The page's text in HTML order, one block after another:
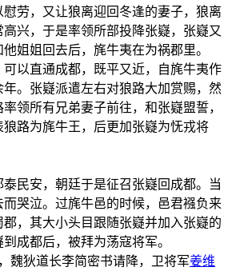
劳，又让狼离迎回冬逢的妻子，狼离
兴，于是率领所部投降张嶷，张嶷又
姐姐回去后，旄牛夷在为祸郡里。
以直通成都，既平又近，自旄牛夷作
。张嶷派遣左右对狼路大加赏赐，然
领所有兄弟妻子前往，和张嶷盟誓，
路为旄牛王，后更加张嶷为怃戎将
民安，朝廷于是征召张嶷回成都。当
哭泣。过旄牛邑的时候，邑君襁负来
，其大小头目跟随张嶷并加入张嶷的
成都后，被拜为荡寇将军。
魏狄道长李简密书请降，卫将军姜维